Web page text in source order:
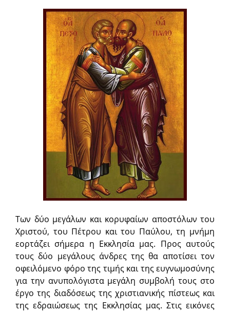
Των δύο μεγάλων και κορυφαίων αποστόλων του
Χριστού, του Πέτρου και του Παύλου, τη μνήμη
εορτάζει σήμερα η Εκκλησία μας. Προς αυτούς
τους δύο μεγάλους άνδρες της θα αποτίσει τον
οφειλόμενο φόρο της τιμής και της ευγνωμοσύνης
για την ανυπολόγιστα μεγάλη συμβολή τους στο
έργο της διαδόσεως της χριστιανικής πίστεως και
της εδραιώσεως της Εκκλησίας μας. Στις εικόνες